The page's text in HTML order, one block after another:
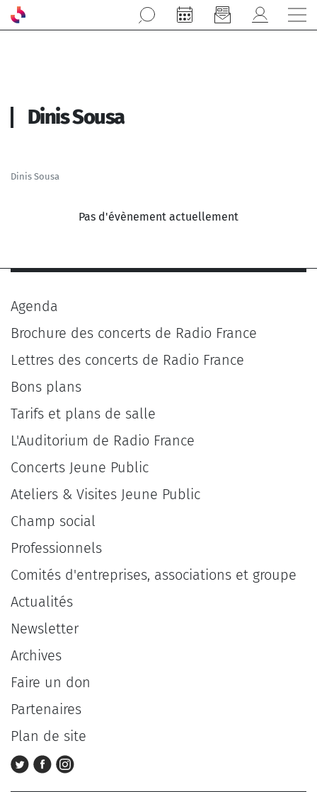
Aller au contenu principal
Dinis Sousa
Dinis Sousa
Pas d'évènement actuellement
Agenda
Brochure des concerts de Radio France
Lettres des concerts de Radio France
Bons plans
Tarifs et plans de salle
L'Auditorium de Radio France
Concerts Jeune Public
Ateliers & Visites Jeune Public
Champ social
Professionnels
Comités d'entreprises, associations et groupe
Actualités
Newsletter
Archives
Faire un don
Partenaires
Plan de site